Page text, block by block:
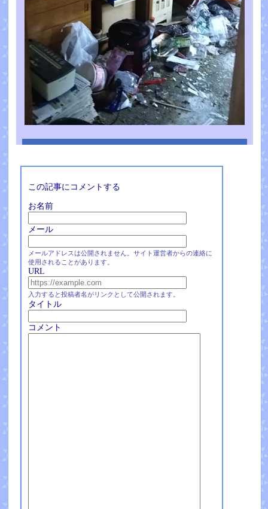
この記事にコメントする
お名前
メール
メールアドレスは公開されません。サイト運営者からの連絡に
使用されることがあります。
URL
入力すると投稿者名がリンクとして公開されます。
タイトル
コメント